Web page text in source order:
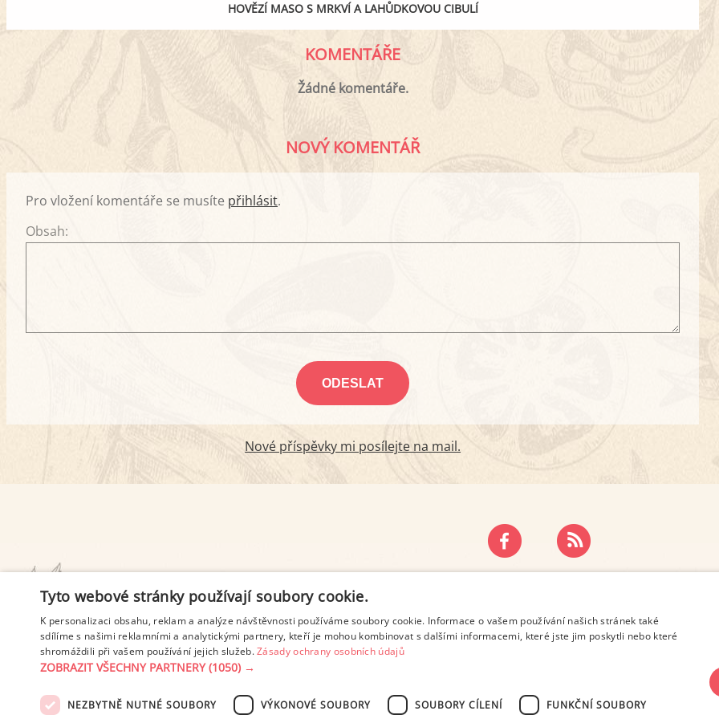
HOVĚZÍ MASO S MRKVÍ A LAHŮDKOVOU CIBULÍ
KOMENTÁŘE
Žádné komentáře.
NOVÝ KOMENTÁŘ
Pro vložení komentáře se musíte přihlásit.
Obsah:
Nové příspěvky mi posílejte na mail.
PODMÍNKY UŽITÍ ZÁSADY OCHRANY OSOBNÍCH ÚDAJŮ
Tyto webové stránky používají soubory cookie.
K personalizaci obsahu, reklam a analýze návštěvnosti používáme soubory cookie. Informace o vašem používání našich stránek také
sdílíme s našimi reklamními a analytickými partnery, kteří je mohou kombinovat s dalšími informacemi, které jste jim poskytli nebo které
shromáždili při vašem používání jejich služeb.Zásady ochrany osobních údajů
ZOBRAZIT VŠECHNY PARTNERY(1050) →
NEZBYTNĚ NUTNÉ SOUBORY VÝKONOVÉ SOUBORY SOUBORY CÍLENÍ FUNKČNÍ SOUBORY